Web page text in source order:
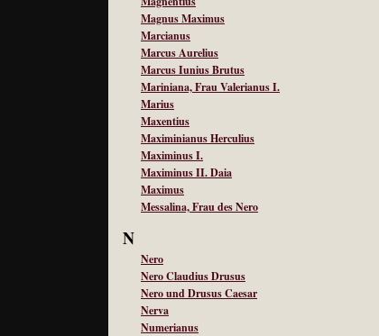
Magnus Maximus
Marcianus
Marcus Aurelius
Marcus Iunius Brutus
Mariniana, Frau Valerianus I.
Marius
Maxentius
Maximinianus Herculius
Maximinus I.
Maximinus II. Daia
Maximus
Messalina, Frau des Nero
N
Nero
Nero Claudius Drusus
Nero und Drusus Caesar
Nerva
Numerianus